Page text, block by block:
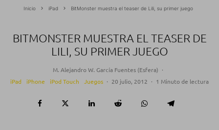
Inicio iPad BitMonster muestra el teaser de Lili, su primer juego
BITMONSTER MUESTRA EL TEASER DE
LILI, SU PRIMER JUEGO
M. Alejandro W. García Fuentes (Esfera) ·
iPad
iPhone iPod Touch Juegos · 20 julio, 2012 · 1 Minuto de lectura